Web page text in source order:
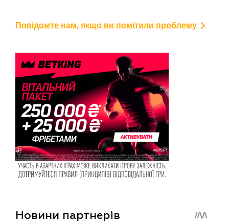
Повідомте нам, якщо ви помітили проблему